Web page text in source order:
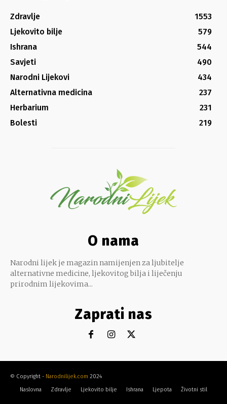
Zdravlje
1553
Ljekovito bilje
579
Ishrana
544
Savjeti
490
Narodni Lijekovi
434
Alternativna medicina
237
Herbarium
231
Bolesti
219
O nama
Narodni lijek je magazin namijenjen za ljubitelje
alternativne medicine, ljekovitog bilja i liječenju
prirodnim lijekovima...
Zaprati nas
© Copyright - Narodnilijek.com 2024
Naslovna
Zdravlje Ljekovito bilje Ishrana Ljepota Životni stil